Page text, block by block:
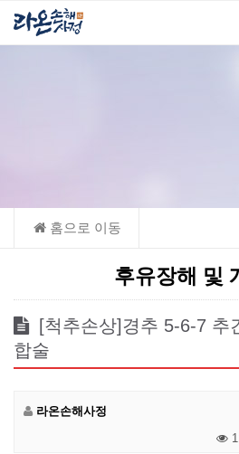
후유장해 및
[척추손상]경추 5-6-7 추
합술
라온손해사정